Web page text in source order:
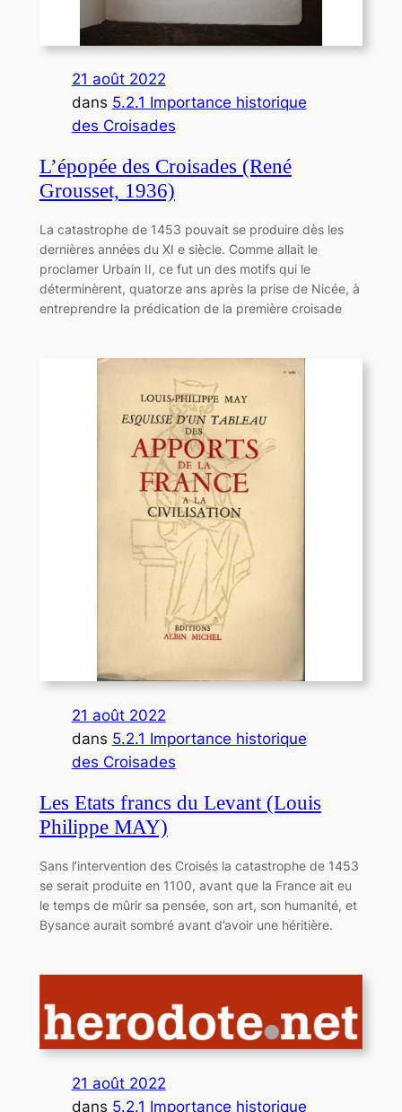
21 août 2022
dans 5.2.1 Importance historique
des Croisades
L’épopée des Croisades (René
Grousset, 1936)
La catastrophe de 1453 pouvait se produire dès les
dernières années du XI e siècle. Comme allait le
proclamer Urbain II, ce fut un des motifs qui le
déterminèrent, quatorze ans après la prise de Nicée, à
entreprendre la prédication de la première croisade
21 août 2022
dans 5.2.1 Importance historique
des Croisades
Les Etats francs du Levant (Louis
Philippe MAY)
Sans l’intervention des Croisés la catastrophe de 1453
se serait produite en 1100, avant que la France ait eu
le temps de mûrir sa pensée, son art, son humanité, et
Bysance aurait sombré avant d’avoir une héritière.
21 août 2022
dans 5.2.1 Importance historique